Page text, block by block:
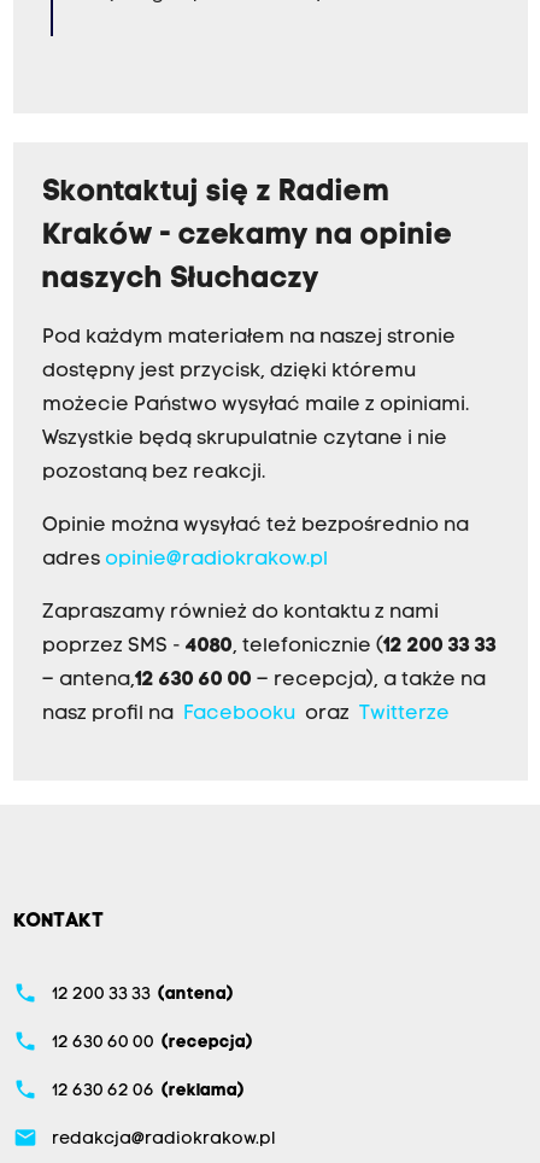
Skontaktuj się z Radiem
Kraków - czekamy na opinie
naszych Słuchaczy
Pod każdym materiałem na naszej stronie
dostępny jest przycisk, dzięki któremu
możecie Państwo wysyłać maile z opiniami.
Wszystkie będą skrupulatnie czytane i nie
pozostaną bez reakcji.
Opinie można wysyłać też bezpośrednio na
adres opinie@radiokrakow.pl
Zapraszamy również do kontaktu z nami
poprzez SMS - 4080, telefonicznie (12 200 33 33
– antena,12 630 60 00 – recepcja), a także na
nasz profil na Facebookuoraz Twitterze
KONTAKT
phone 12 200 33 33 (antena)
phone 12 630 60 00 (recepcja)
phone 12 630 62 06 (reklama)
email redakcja@radiokrakow.pl